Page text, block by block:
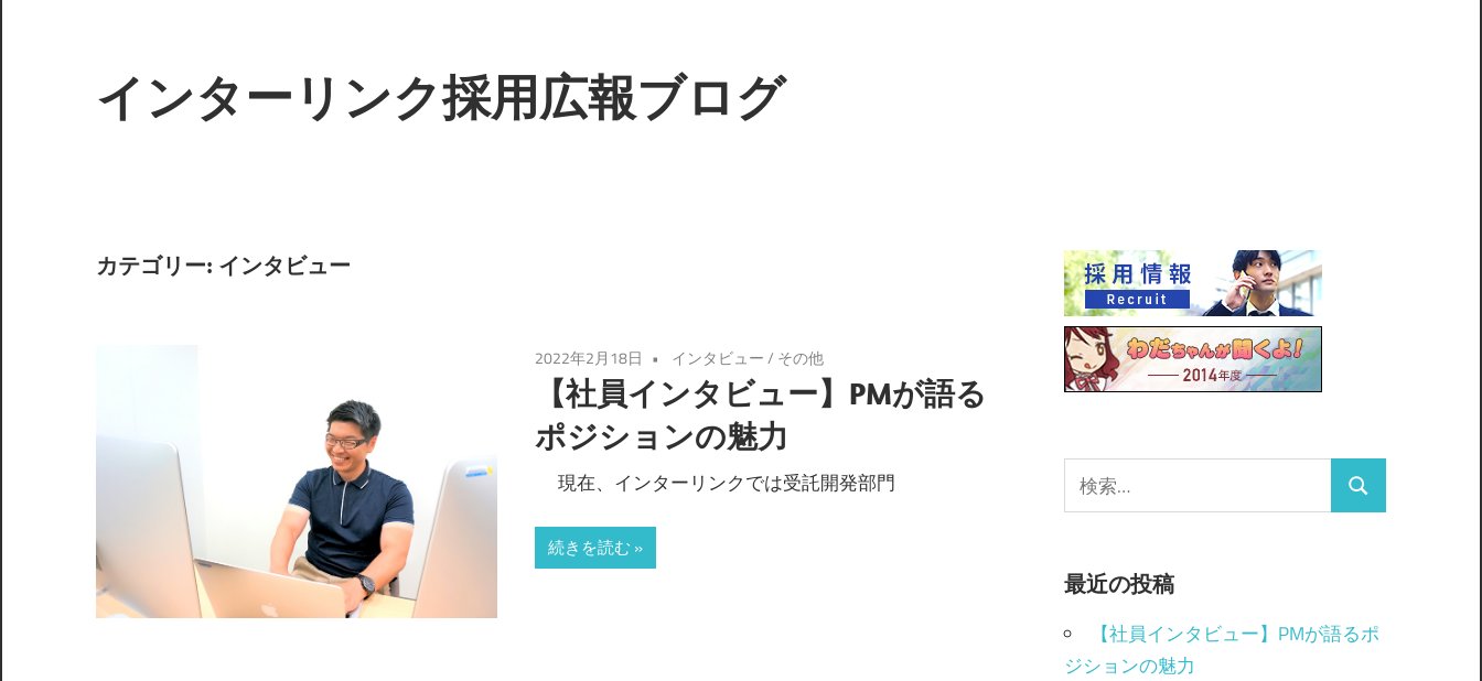
インターリンク採用広報ブログ
カテゴリー: インタビュー
2022年2月18日 インタビュー/ その他
【社員インタビュー】PMが語る
ポジションの魅力
現在、インターリンクでは受託開発部門
続きを読む
最近の投稿
【社員インタビュー】PMが語るポ
ジションの魅力